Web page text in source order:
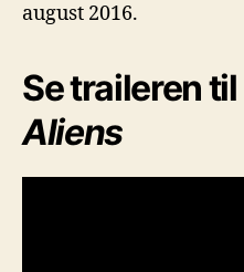
august 2016.
Se traileren til
Aliens